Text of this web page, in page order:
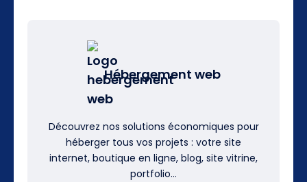
Hébergement web
Découvrez nos solutions économiques pour
héberger tous vos projets : votre site
internet, boutique en ligne, blog, site vitrine,
portfolio…